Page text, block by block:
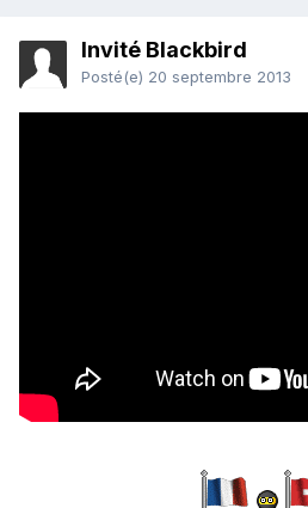
Invité Blackbird
Posté(e) 20 septembre 2013